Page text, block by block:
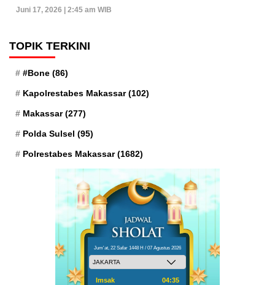
Juni 17, 2026 | 2:45 am WIB
TOPIK TERKINI
#Bone (86)
Kapolrestabes Makassar(102)
Makassar(277)
Polda Sulsel (95)
Polrestabes Makassar(1682)
Jum'at, 22 Safar 1448 H / 07 Agustus 2026
Imsak 04:35